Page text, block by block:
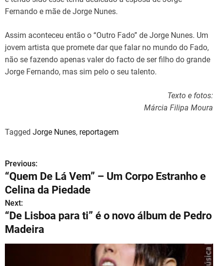
Fernando e mãe de Jorge Nunes.
Assim aconteceu então o “Outro Fado” de Jorge Nunes. Um
jovem artista que promete dar que falar no mundo do Fado,
não se fazendo apenas valer do facto de ser filho do grande
Jorge Fernando, mas sim pelo o seu talento.
Texto e fotos:
Márcia Filipa Moura
Tagged Jorge Nunes, reportagem
N
a
v
e
Previous:
“Quem De Lá Vem” – Um Corpo Estranho e
Celina da Piedade
Next:
“De Lisboa para ti” é o novo álbum de Pedro
Madeira